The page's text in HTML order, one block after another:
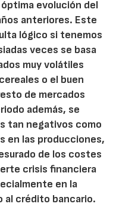
evolución del
anteriores. Este
lógico si tenemos
veces se basa
muy volátiles
o el buen
de mercados
además, se
tan negativos como
en las producciones,
de los costes
crisis financiera
en la
al crédito bancario.